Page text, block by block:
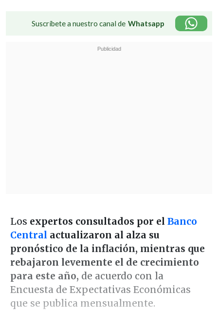
Suscríbete a nuestro canal de Whatsapp
Los expertos consultados por el Banco
Central actualizaron al alza su
pronóstico de la inflación, mientras que
rebajaron levemente el de crecimiento
para este año, de acuerdo con la
Encuesta de Expectativas Económicas
que se publica mensualmente.